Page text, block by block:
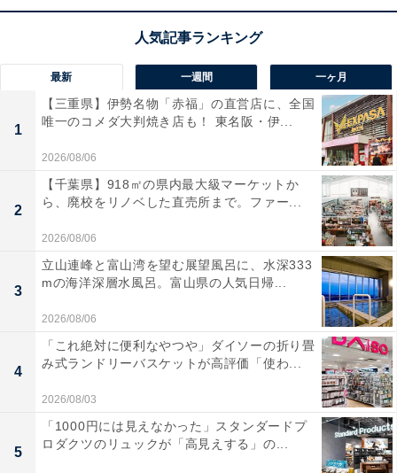
方角の影響を気にすることなく、自由に活動できるチャ
また、天一神がいない間は、代わりに「日遊神（にちゆ
うしん）」という神様が地上に降り、家に滞在するとさ
れています。日遊神は清潔な場所を好む一方、汚れた場
所を嫌い、家の中が散らかっていると災いをもたらすと
もいわれています。
この期間は、家の中を丁寧に掃除しておくことが開運ア
クション。特に、キッチンや浴室、トイレなどの水回り
は邪気がたまりやすいとされているため、いつも以上に
丁寧な掃除を心がけましょう。清潔に保つことで、日遊
神のご利益が得られ、運気アップや幸運を引き寄せるこ
とにつながるでしょう。
母倉日
母倉日（ぼそうにち）とは、「母が子を育てるように、
最新 一週間 一ヶ月
1
【三重県】伊勢名物「赤福」の直営店に、全国
唯一のコメダ大判焼き店も！ 東名阪・伊...
2026/08/06
2
【千葉県】918㎡の県内最大級マーケットか
ら、廃校をリノベした直売所まで。ファー...
2026/08/06
3
立山連峰と富山湾を望む展望風呂に、水深333
mの海洋深層水風呂。富山県の人気日帰...
2026/08/06
4
「これ絶対に便利なやつや」ダイソーの折り畳
み式ランドリーバスケットが高評価「使わ...
2026/08/03
5
「1000円には見えなかった」スタンダードプ
ロダクツのリュックが「高見えする」の...